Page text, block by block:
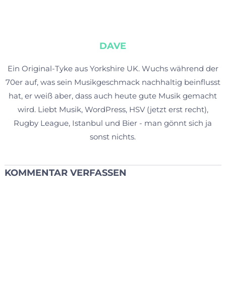
DAVE
Ein Original-Tyke aus Yorkshire UK. Wuchs während der
70er auf, was sein Musikgeschmack nachhaltig beinflusst
hat, er weiß aber, dass auch heute gute Musik gemacht
wird. Liebt Musik, WordPress, HSV (jetzt erst recht),
Rugby League, Istanbul und Bier - man gönnt sich ja
sonst nichts.
KOMMENTAR VERFASSEN